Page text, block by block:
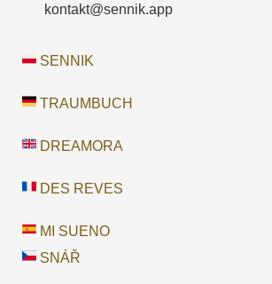
kontakt@sennik.app
SENNIK
TRAUMBUCH
DREAMORA
DES REVES
MI SUENO
SNÁŘ